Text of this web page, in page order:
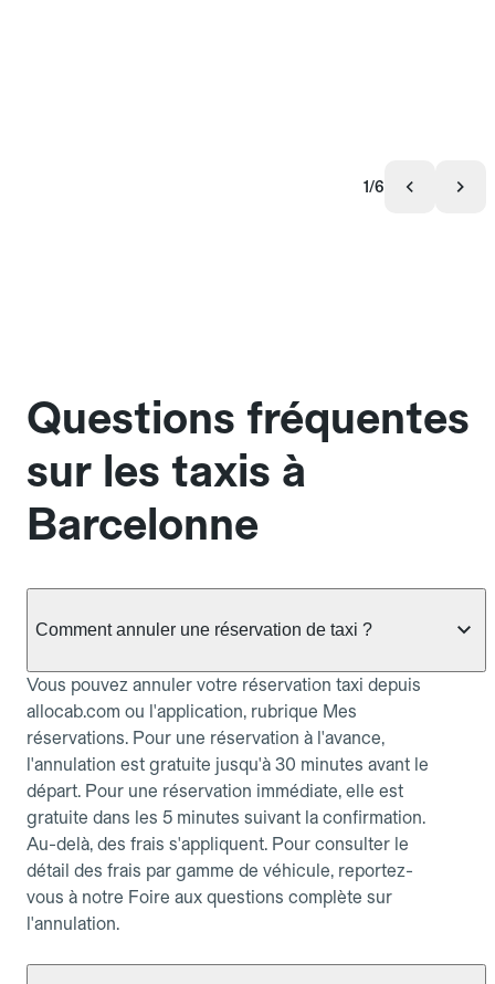
1/6
Questions fréquentes
sur les taxis à
Barcelonne
Comment annuler une réservation de taxi ?
Vous pouvez annuler votre réservation taxi depuis
allocab.com ou l'application, rubrique Mes
réservations. Pour une réservation à l'avance,
l'annulation est gratuite jusqu'à 30 minutes avant le
départ. Pour une réservation immédiate, elle est
gratuite dans les 5 minutes suivant la confirmation.
Au-delà, des frais s'appliquent. Pour consulter le
détail des frais par gamme de véhicule, reportez-
vous à notre Foire aux questions complète sur
l'annulation.